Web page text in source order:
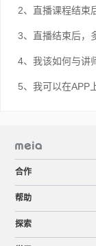
2、直播课程结束
3、直播结束后，
4、我该如何与讲
5、我可以在APP
合作
帮助
探索